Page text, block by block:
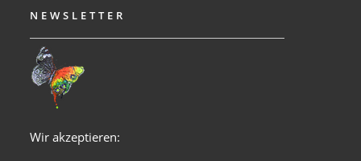
NEWSLETTER
Wir akzeptieren: